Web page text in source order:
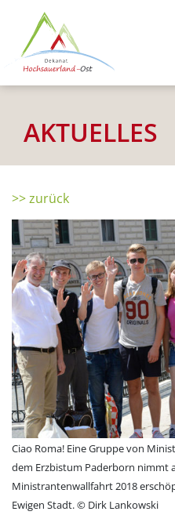
AKTUELLES
>> zurück
Ciao Roma! Eine Gruppe von
dem Erzbistum Paderborn nimmt
Ministrantenwallfahrt 2018
Ewigen Stadt. © Dirk Lankowski